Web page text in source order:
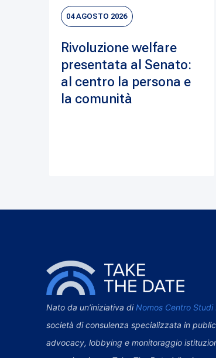
04 AGOSTO 2026
Rivoluzione welfare
presentata al Senato:
al centro la persona e
la comunità
Nato da un’iniziativa di Nomos Centro Studi
società di consulenza specializzata in
advocacy, lobbying e monitoraggio